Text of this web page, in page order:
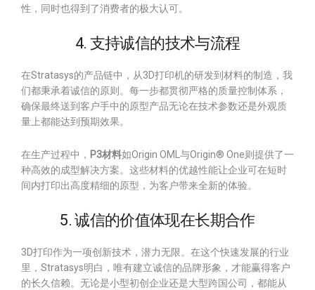
性，同时也得到了消费者的极大认可。
4. 支持诚信的技术与流程
在Stratasys的产品链中，从3D打印机的研发到材料的制造，我
们都秉承着诚信的原则。每一步都贯彻严格的质量控制体系，
确保最终送到客户手中的原型产品无论在技术参数还是外观质
量上都能达到预期效果。
在生产过程中， P3材料如Origin OML与Origin® One则提供了一
种高效的成型解决方案。这些材料的优越性能让企业可在短时
间内打印出高度精细的原型，为客户带来全新的体验。
5. 诚信的价值体现在长期合作
3D打印作为一项创新技术，潜力无限。在这个快速发展的行业
里，Stratasys明白，唯有建立诚信的品牌形象，才能赢得客户
的长久信赖。无论是小型初创企业还是大型跨国公司，都能从